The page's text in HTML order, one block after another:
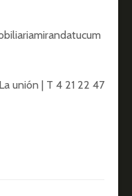
unión | T 4 21 22 47